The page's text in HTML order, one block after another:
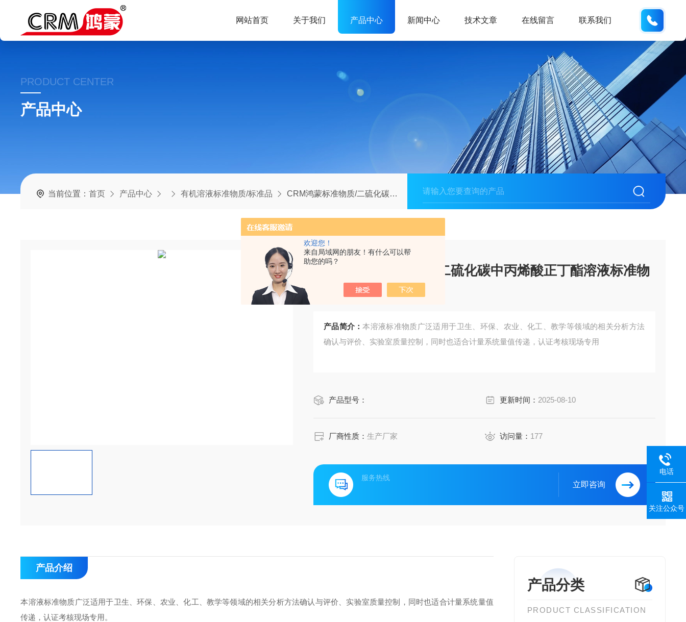
欢迎您！
来自局域网的朋友！有什么可以帮
助您的吗？
网站首页 关于我们 产品中心 新闻中心 技术文章 在线留言 联系我们
PRODUCT CENTER
产品中心
当前位置：首页 产品中心 有机溶液标准物质/标准品 CRM鸿蒙标准物质/二硫化碳中丙烯酸正丁酯溶液标准物质
CRM鸿蒙标准物质/二硫化碳中丙烯酸正丁酯溶液标准物
产品简介：本溶液标准物质广泛适用于卫生、环保、农业、化工、教学等领域的相关分析方法
确认与评价、实验室质量控制，同时也适合计量系统量值传递，认证考核现场专用
产品型号： 更新时间： 2025-08-10
厂商性质：生产厂家 访问量： 177
服务热线
立即咨询
产品分类
PRODUCT CLASSIFICATION
产品介绍
本溶液标准物质广泛适用于卫生、环保、农业、化工、教学等领域的相关分析方法确认与评价、实验室质量控制，同时也适合计量系统量值
传递，认证考核现场专用。
电话
关注公众号